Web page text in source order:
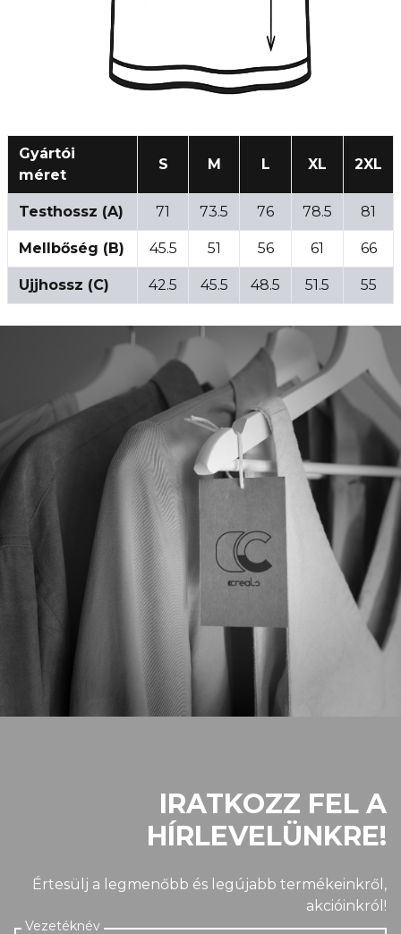
Gyártói
méret
S M L XL 2XL
Testhossz (A) 71 73.5 76 78.5 81
Mellbőség (B) 45.5 51 56 61 66
Ujjhossz (C) 42.5 45.5 48.5 51.5 55
IRATKOZZ FEL A
HÍRLEVELÜNKRE!
Értesülj a legmenőbb és legújabb termékeinkről,
akcióinkról!